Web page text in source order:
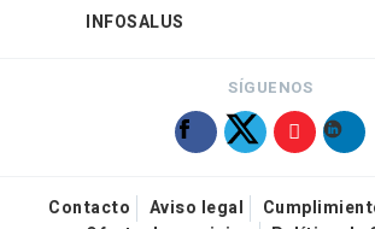
INFOSALUS
SÍGUENOS
Contacto Aviso legal